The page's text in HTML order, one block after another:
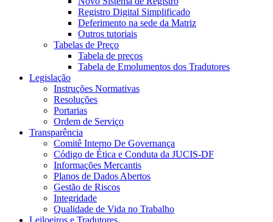
Registro Digital Simplificado
Deferimento na sede da Matriz
Outros tutoriais
Tabelas de Preço
Tabela de preços
Tabela de Emolumentos dos Tradutores
Legislação
Instruções Normativas
Resoluções
Portarias
Ordem de Serviço
Transparência
Comitê Interno De Governança
Código de Ética e Conduta da JUCIS-DF
Informações Mercantis
Planos de Dados Abertos
Gestão de Riscos
Integridade
Qualidade de Vida no Trabalho